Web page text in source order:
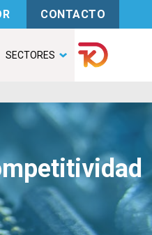
CONTACTO
SECTORES